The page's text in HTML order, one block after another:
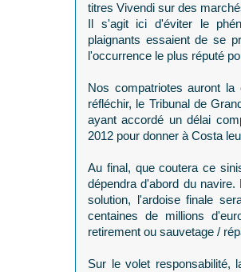
titres Vivendi sur des
Il s'agit ici d'éviter le
plaignants essaient de se
l'occurrence le plus réputé
Nos compatriotes auront
réfléchir, le Tribunal de
ayant accordé un délai
2012 pour donner à Costa
Au final, que coutera ce
dépendra d'abord du
solution, l'ardoise finale
centaines de millions
retirement ou sauvetage /
Sur le volet responsabilité,